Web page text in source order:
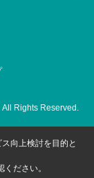
Rights Reserved.
向上検討を目的と
ください。